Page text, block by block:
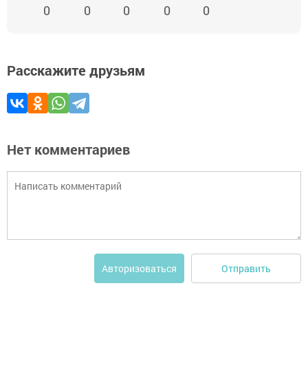
0 0 0 0 0
Расскажите друзьям
Нет комментариев
Авторизоваться Отправить